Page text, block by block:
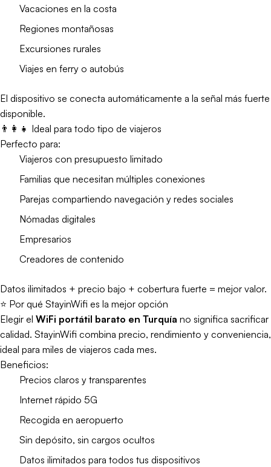
Vacaciones en la costa
Regiones montañosas
Excursiones rurales
Viajes en ferry o autobús
El dispositivo se conecta automáticamente a la señal más fuerte
disponible.
👨‍👩‍👧 Ideal para todo tipo de viajeros
Perfecto para:
Viajeros con presupuesto limitado
Familias que necesitan múltiples conexiones
Parejas compartiendo navegación y redes sociales
Nómadas digitales
Empresarios
Creadores de contenido
Datos ilimitados + precio bajo + cobertura fuerte = mejor valor.
⭐ Por qué StayinWifi es la mejor opción
Elegir el WiFi portátil barato en Turquía no significa sacrificar
calidad. StayinWifi combina precio, rendimiento y conveniencia,
ideal para miles de viajeros cada mes.
Beneficios:
Precios claros y transparentes
Internet rápido 5G
Recogida en aeropuerto
Sin depósito, sin cargos ocultos
Datos ilimitados para todos tus dispositivos